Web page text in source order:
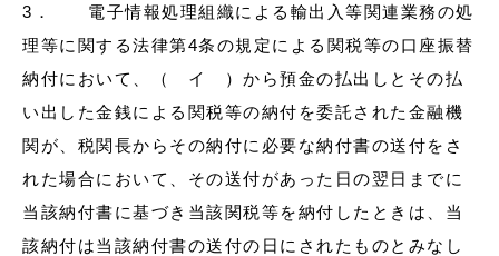
3． 電子情報処理組織による輸出入等関連業務の処
理等に関する法律第4条の規定による関税等の口座振替
納付において、（ イ ）から預金の払出しとその払
い出した金銭による関税等の納付を委託された金融機
関が、税関長からその納付に必要な納付書の送付をさ
れた場合において、その送付があった日の翌日までに
当該納付書に基づき当該関税等を納付したときは、当
該納付は当該納付書の送付の日にされたものとみなし